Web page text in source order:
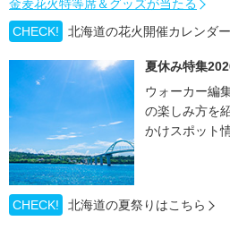
金麦花火特等席＆グッズが当たる
CHECK!
北海道の花火開催カレンダー
夏休み特集
ウォーカー編
の楽しみ方を
かけスポット
CHECK! 北海道の夏祭りはこちら